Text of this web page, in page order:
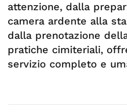
attenzione, dalla
camera ardente alla
dalla prenotazione
pratiche cimiteriali,
servizio completo e